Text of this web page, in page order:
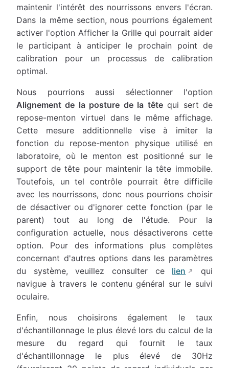
maintenir l'intérêt des nourrissons envers l'écran.
Dans la même section, nous pourrions également
activer l'option Afficher la Grille qui pourrait aider
le participant à anticiper le prochain point de
calibration pour un processus de calibration
optimal.
Nous pourrions aussi sélectionner l'option
Alignement de la posture de la têtequi sert de
repose-menton virtuel dans le même affichage.
Cette mesure additionnelle vise à imiter la
fonction du repose-menton physique utilisé en
laboratoire, où le menton est positionné sur le
support de tête pour maintenir la tête immobile.
Toutefois, un tel contrôle pourrait être difficile
avec les nourrissons, donc nous pourrions choisir
de désactiver ou d'ignorer cette fonction (par le
parent) tout au long de l'étude. Pour la
configuration actuelle, nous désactiverons cette
option. Pour des informations plus complètes
concernant d'autres options dans les paramètres
du système, veuillez consulter ce lien
qui
navigue à travers le contenu général sur le suivi
oculaire.
Enfin, nous choisirons également le taux
d'échantillonnage le plus élevé lors du calcul de la
mesure du regard qui fournit le taux
d'échantillonnage le plus élevé de 30Hz